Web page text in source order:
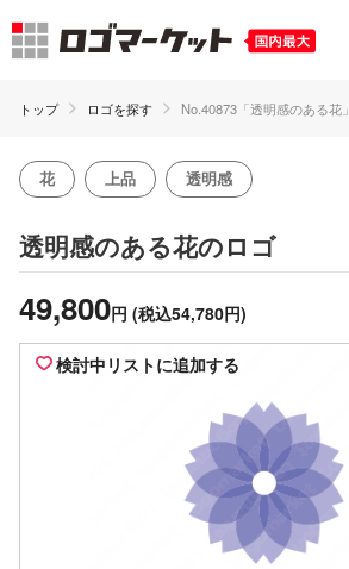
トップ ロゴを探す No.40873「透明感のある花」
花 上品 透明感
透明感のある花のロゴ
49,800円 (税込54,780円)
検討中リストに追加する